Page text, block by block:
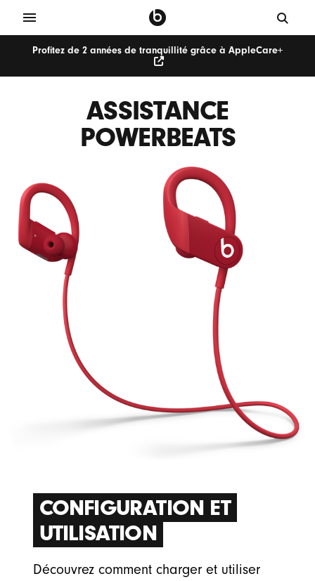
Profitez de 2 années de tranquillité grâce à AppleCare+
ASSISTANCE
POWERBEATS
CONFIGURATION ET
UTILISATION
Découvrez comment charger et utiliser